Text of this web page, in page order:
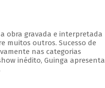
obra gravada e interpretada
muitos outros. Sucesso de
nas categorias
inédito, Guinga apresenta